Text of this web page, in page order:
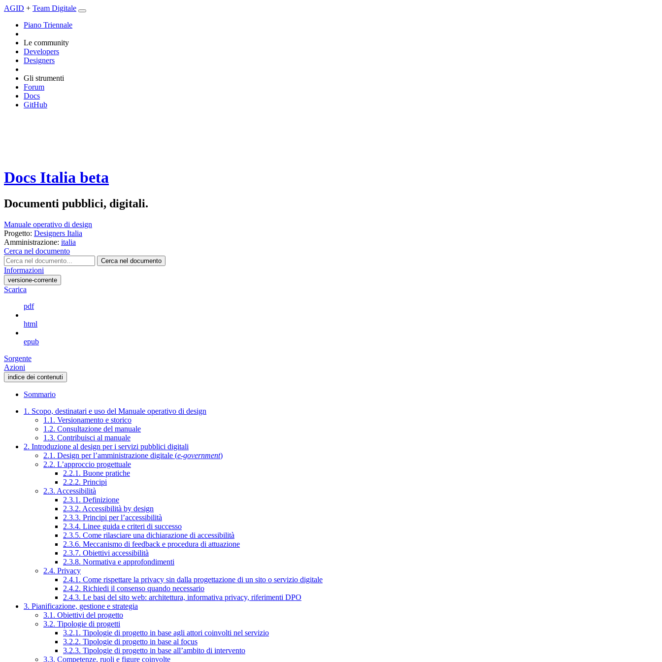
AGID + Team Digitale
Piano Triennale
Le community
Developers
Designers
Gli strumenti
Forum
Docs
GitHub
Docs Italia beta
Documenti pubblici, digitali.
Manuale operativo di design
Progetto: Designers Italia
Amministrazione: italia
Cerca nel documento
Cerca nel documento
Informazioni
versione-corrente
Scarica
pdf
html
epub
Sorgente
Azioni
indice dei contenuti
Sommario
1. Scopo, destinatari e uso del Manuale operativo di design
1.1. Versionamento e storico
1.2. Consultazione del manuale
1.3. Contribuisci al manuale
2. Introduzione al design per i servizi pubblici digitali
2.1. Design per l’amministrazione digitale (e-government)
2.2. L’approccio progettuale
2.2.1. Buone pratiche
2.2.2. Principi
2.3. Accessibilità
2.3.1. Definizione
2.3.2. Accessibilità by design
2.3.3. Principi per l’accessibilità
2.3.4. Linee guida e criteri di successo
2.3.5. Come rilasciare una dichiarazione di accessibilità
2.3.6. Meccanismo di feedback e procedura di attuazione
2.3.7. Obiettivi accessibilità
2.3.8. Normativa e approfondimenti
2.4. Privacy
2.4.1. Come rispettare la privacy sin dalla progettazione di un sito o servizio digitale
2.4.2. Richiedi il consenso quando necessario
2.4.3. Le basi del sito web: architettura, informativa privacy, riferimenti DPO
3. Pianificazione, gestione e strategia
3.1. Obiettivi del progetto
3.2. Tipologie di progetti
3.2.1. Tipologie di progetto in base agli attori coinvolti nel servizio
3.2.2. Tipologie di progetto in base al focus
3.2.3. Tipologie di progetto in base all’ambito di intervento
3.3. Competenze, ruoli e figure coinvolte